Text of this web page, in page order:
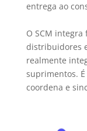
entrega ao
O SCM
distribuidores
realmente
suprimentos. É
coordena e